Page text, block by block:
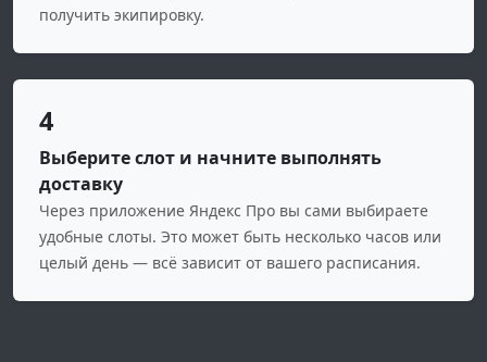
получить экипировку.
4
Выберите слот и начните выполнять
доставку
Через приложение Яндекс Про вы сами выбираете
удобные слоты. Это может быть несколько часов или
целый день — всё зависит от вашего расписания.